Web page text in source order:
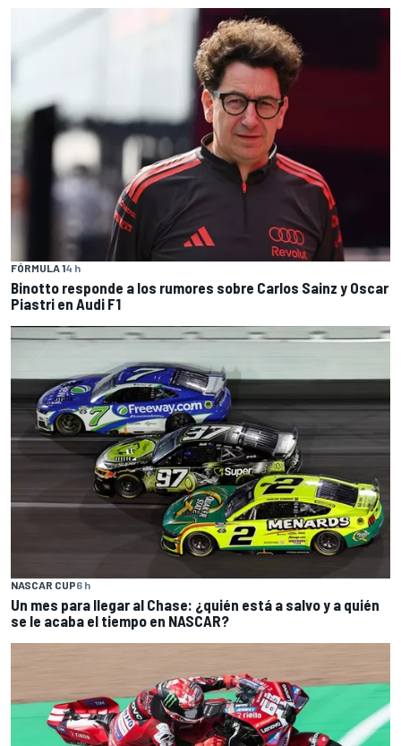
FÓRMULA 14 h
Binotto responde a los rumores sobre Carlos Sainz y Oscar
Piastri en Audi F1
NASCAR CUP6 h
Un mes para llegar al Chase: ¿quién está a salvo y a quién
se le acaba el tiempo en NASCAR?